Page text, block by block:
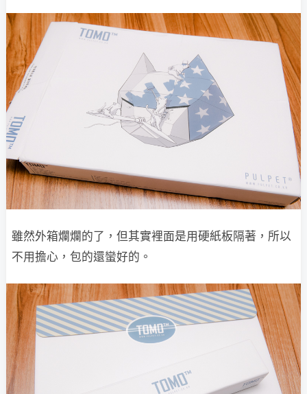
雖然外箱爛爛的了，但其實裡面是用硬紙板隔著，所以
不用擔心，包的還蠻好的。